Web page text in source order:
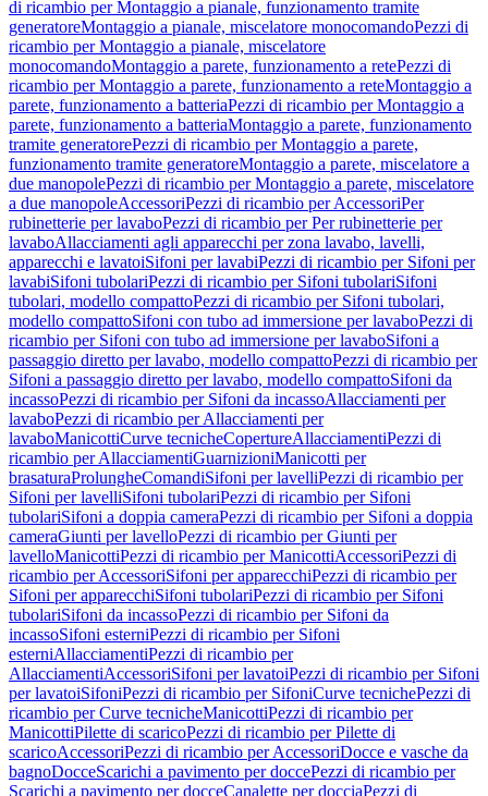
di ricambio per Montaggio a pianale, funzionamento tramite
generatoreMontaggio a pianale, miscelatore monocomandoPezzi di
ricambio per Montaggio a pianale, miscelatore
monocomandoMontaggio a parete, funzionamento a retePezzi di
ricambio per Montaggio a parete, funzionamento a reteMontaggio a
parete, funzionamento a batteriaPezzi di ricambio per Montaggio a
parete, funzionamento a batteriaMontaggio a parete, funzionamento
tramite generatorePezzi di ricambio per Montaggio a parete,
funzionamento tramite generatoreMontaggio a parete, miscelatore a
due manopolePezzi di ricambio per Montaggio a parete, miscelatore
a due manopoleAccessoriPezzi di ricambio per AccessoriPer
rubinetterie per lavaboPezzi di ricambio per Per rubinetterie per
lavaboAllacciamenti agli apparecchi per zona lavabo, lavelli,
apparecchi e lavatoiSifoni per lavabiPezzi di ricambio per Sifoni per
lavabiSifoni tubolariPezzi di ricambio per Sifoni tubolariSifoni
tubolari, modello compattoPezzi di ricambio per Sifoni tubolari,
modello compattoSifoni con tubo ad immersione per lavaboPezzi di
ricambio per Sifoni con tubo ad immersione per lavaboSifoni a
passaggio diretto per lavabo, modello compattoPezzi di ricambio per
Sifoni a passaggio diretto per lavabo, modello compattoSifoni da
incassoPezzi di ricambio per Sifoni da incassoAllacciamenti per
lavaboPezzi di ricambio per Allacciamenti per
lavaboManicottiCurve tecnicheCopertureAllacciamentiPezzi di
ricambio per AllacciamentiGuarnizioniManicotti per
brasaturaProlungheComandiSifoni per lavelliPezzi di ricambio per
Sifoni per lavelliSifoni tubolariPezzi di ricambio per Sifoni
tubolariSifoni a doppia cameraPezzi di ricambio per Sifoni a doppia
cameraGiunti per lavelloPezzi di ricambio per Giunti per
lavelloManicottiPezzi di ricambio per ManicottiAccessoriPezzi di
ricambio per AccessoriSifoni per apparecchiPezzi di ricambio per
Sifoni per apparecchiSifoni tubolariPezzi di ricambio per Sifoni
tubolariSifoni da incassoPezzi di ricambio per Sifoni da
incassoSifoni esterniPezzi di ricambio per Sifoni
esterniAllacciamentiPezzi di ricambio per
AllacciamentiAccessoriSifoni per lavatoiPezzi di ricambio per Sifoni
per lavatoiSifoniPezzi di ricambio per SifoniCurve tecnichePezzi di
ricambio per Curve tecnicheManicottiPezzi di ricambio per
ManicottiPilette di scaricoPezzi di ricambio per Pilette di
scaricoAccessoriPezzi di ricambio per AccessoriDocce e vasche da
bagnoDocceScarichi a pavimento per doccePezzi di ricambio per
Scarichi a pavimento per docceCanalette per docciaPezzi di